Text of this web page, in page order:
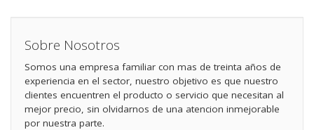
Sobre Nosotros
Somos una empresa familiar con mas de treinta años de
experiencia en el sector, nuestro objetivo es que nuestro
clientes encuentren el producto o servicio que necesitan al
mejor precio, sin olvidarnos de una atencion inmejorable
por nuestra parte.